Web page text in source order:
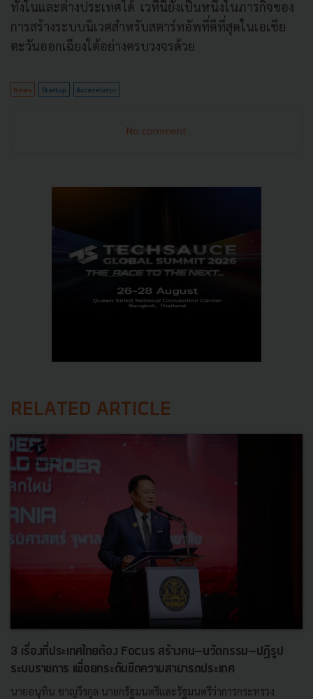
ทั้งในและต่างประเทศได้ เวทีนี้ยังเป็นหนึ่งในภารกิจของ
การสร้างระบบนิเวศสำหรับสตาร์ทอัพที่ดีที่สุดในเอเชีย
ตะวันออกเฉียงใต้อย่างครบวงจรด้วย
News Startup Accerelator
No comment
RELATED ARTICLE
3 เรื่องที่ประเทศไทยต้อง Focus สร้างคน–นวัตกรรม–ปฏิรูป
ระบบราชการ เพื่อยกระดับขีดความสามารถประเทศ
นายอนุทิน ชาญวีรกูล นายกรัฐมนตรีและรัฐมนตรีว่าการกระทรวง